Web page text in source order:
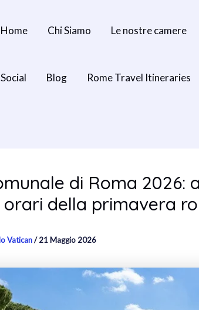
Home Chi Siamo Le nostre camere
Social Blog Rome Travel Itineraries
di Roma 2026:
della primavera
Vatican/21 Maggio 2026